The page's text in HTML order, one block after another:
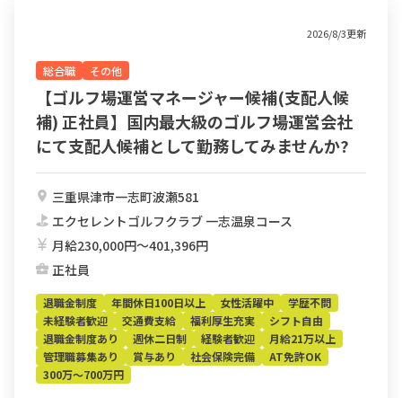
2026/8/3更新
総合職 その他
【ゴルフ場運営マネージャー候補(支配人候
補) 正社員】国内最大級のゴルフ場運営会社
にて支配人候補として勤務してみませんか?
三重県津市一志町波瀬581
エクセレントゴルフクラブ 一志温泉コース
月給230,000円〜401,396円
正社員
退職金制度 年間休日100日以上 女性活躍中
学歴不問
未経験者歓迎
交通費支給 福利厚生充実
シフト自由
退職金制度あり
週休二日制 経験者歓迎
月給21万以上
管理職募集あり
賞与あり 社会保険完備
AT免許OK
300万～700万円